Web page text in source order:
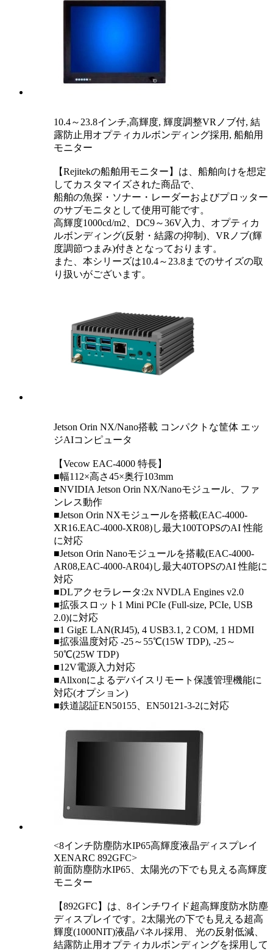
10.4～23.8インチ,高輝度, 輝度調整VRノブ付, 結
露防止用オプティカルボンディング採用, 船舶用
モニター
【Rejitekの船舶用モニター】は、船舶向けを想定
してカスタマイズされた商品で、
船舶の魚探・ソナー・レーダーおよびプロッター
のサブモニタとして使用可能です。
高輝度1000cd/m2、DC9～36V入力、オプティカ
ルボンディング(反射・結露の抑制)、VRノブ(輝
度調節つまみ)付きとなっております。
また、本シリーズは10.4～23.8までのサイズの取
り扱いがございます。
Jetson Orin NX/Nano搭載 コンパクトな筐体 エッ
ジAIコンピュータ
【Vecow EAC-4000 特長】
■幅112×高さ45×奥行103mm
■NVIDIA Jetson Orin NX/Nanoモジュール、ファ
ンレス動作
■Jetson Orin NXモジュールを搭載(EAC-4000-
XR16.EAC-4000-XR08)し最大100TOPSのAI 性能
に対応
■Jetson Orin Nanoモジュールを搭載(EAC-4000-
AR08,EAC-4000-AR04)し最大40TOPSのAI 性能に
対応
■DLアクセラレータ:2x NVDLA Engines v2.0
■拡張スロット1 Mini PCIe (Full-size, PCIe, USB
2.0)に対応
■1 GigE LAN(RJ45), 4 USB3.1, 2 COM, 1 HDMI
■拡張温度対応 -25～55℃(15W TDP), -25～
50℃(25W TDP)
■12V電源入力対応
■Allxonによるデバイスリモート保護管理機能に
対応(オプション)
■鉄道認証EN50155、EN50121-3-2に対応
<8インチ防塵防水IP65高輝度液晶ディスプレイ
XENARC 892GFC>
前面防塵防水IP65、太陽光の下でも見える高輝度
モニター
【892GFC】は、8インチワイド超高輝度防水防塵
ディスプレイです。2太陽光の下でも見える超高
輝度(1000NIT)液晶パネル採用、 光の反射低減、
結露防止用オプティカルボンディングを採用して